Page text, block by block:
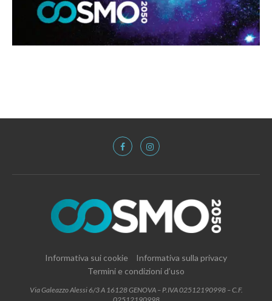
Informativa sui cookie
Informativa sulla privacy
Termini e condizioni d’uso
Via Galeazzo Alessi 6/3 A 16128 GENOVA – P.IVA 02512190998 – C.F.